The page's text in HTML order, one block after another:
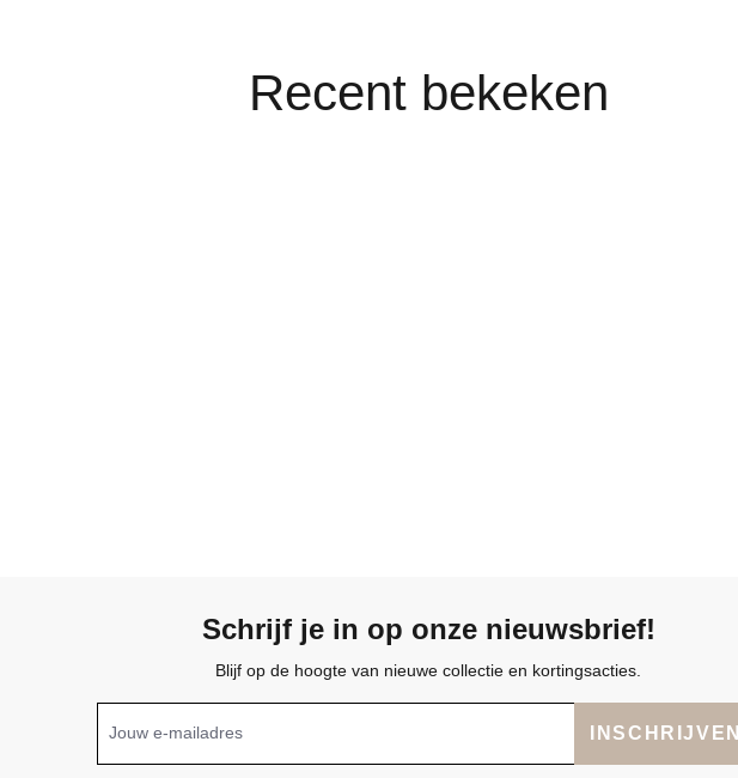
Recent bekeken
Schrijf je in op onze nieuwsbrief!
Blijf op de hoogte van nieuwe collectie en kortingsacties.
INSCHRIJVEN